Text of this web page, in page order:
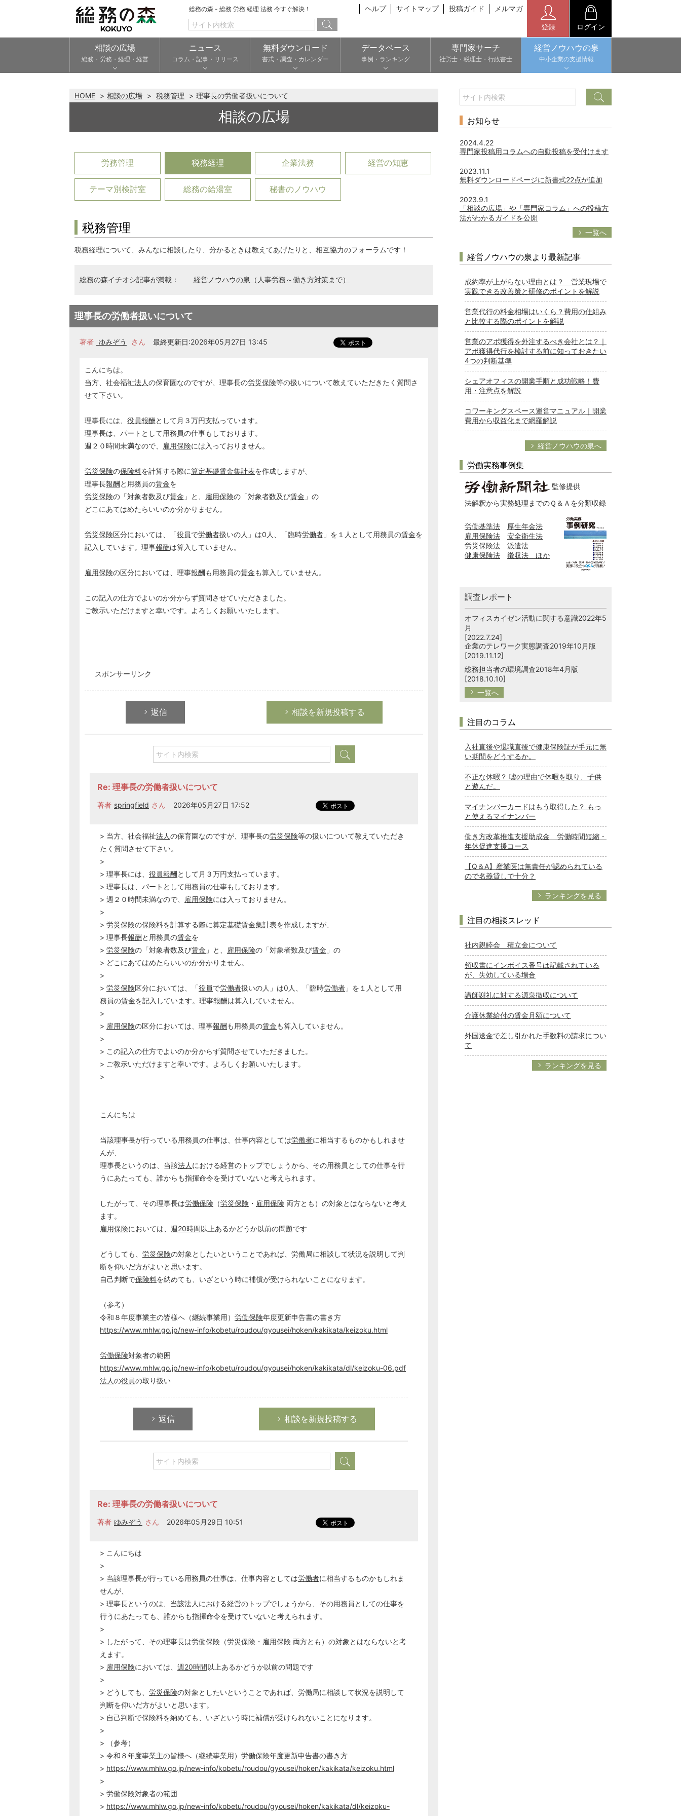
総務の森 - 総務 労務 経理 法務 今すぐ解決！ ヘルプ サイトマップ 投稿ガイド メルマガ
登録 ログイン
相談の広場
総務・労務・経理・経営
ニュース
コラム・記事・リリース
無料ダウンロード
書式・調査・カレンダー
データベース
事例・ランキング
専門家サーチ
社労士・税理士・行政書士
経営ノウハウの泉
中小企業の支援情報
HOME 相談の広場 税務管理 理事長の労働者扱いについて
相談の広場
労務管理 税務経理 企業法務 経営の知恵
テーマ別検討室 総務の給湯室 秘書のノウハウ
税務管理
税務経理について、みんなに相談したり、分かるときは教えてあげたりと、相互協力のフォーラムです！
総務の森イチオシ記事が満載： 経営ノウハウの泉（人事労務～働き方対策まで）
理事長の労働者扱いについて
著者 ゆみぞう さん 最終更新日:2026年05月27日 13:45
こんにちは。
当方、社会福祉法人の保育園なのですが、理事長の労災保険等の扱いについて教えていただきたく質問さ
せて下さい。
理事長には、 役員報酬として月３万円支払っています。
理事長は、パートとして用務員の仕事もしております。
週２０時間未満なので、
雇用保険には入っておりません。
労災保険の保険料を計算する際に算定基礎賃金集計表を作成しますが、
理事長報酬と用務員の賃金を
労災保険の「対象者数及び賃金 」と、 雇用保険の「対象者数及び賃金 」の
どこにあてはめたらいいのか分かりません。
労災保険区分においては、「役員で労働者扱いの人」は0人、「臨時労働者 」を１人として用務員の賃金を
記入しています。理事報酬は算入していません。
雇用保険の区分においては、理事報酬も用務員の賃金も算入していません。
この記入の仕方でよいのか分からず質問させていただきました。
ご教示いただけますと幸いです。よろしくお願いいたします。
スポンサーリンク
返信 相談を新規投稿する
Re: 理事長の労働者扱いについて
著者 springfield さん 2026年05月27日 17:52
> 当方、社会福祉法人の保育園なのですが、理事長の労災保険等の扱いについて教えていただき
たく質問させて下さい。
>
> 理事長には、 役員報酬として月３万円支払っています。
> 理事長は、パートとして用務員の仕事もしております。
> 週２０時間未満なので、
雇用保険には入っておりません。
>
> 労災保険の保険料を計算する際に算定基礎賃金集計表を作成しますが、
> 理事長報酬と用務員の賃金を
> 労災保険の「対象者数及び賃金 」と、 雇用保険の「対象者数及び賃金 」の
> どこにあてはめたらいいのか分かりません。
>
> 労災保険区分においては、「役員で労働者扱いの人」は0人、「臨時労働者 」を１人として用
務員の賃金を記入しています。理事報酬は算入していません。
>
> 雇用保険の区分においては、理事報酬も用務員の賃金も算入していません。
>
> この記入の仕方でよいのか分からず質問させていただきました。
> ご教示いただけますと幸いです。よろしくお願いいたします。
>
こんにちは
当該理事長が行っている用務員の仕事は、仕事内容としては労働者に相当するものかもしれませ
んが、
理事長というのは、当該法人 における経営のトップでしょうから、その用務員としての仕事を行
うにあたっても、誰からも指揮命令を受けていないと考えられます。
したがって、その理事長は労働保険 （労災保険 ・ 雇用保険 両方とも）の対象とはならないと考え
ます。
雇用保険においては、 週20時間以上あるかどうか以前の問題です
どうしても、 労災保険の対象としたいということであれば、労働局に相談して状況を説明して判
断を仰いだ方がよいと思います。
自己判断で保険料を納めても、いざという時に補償が受けられないことになります。
（参考）
令和８年度事業主の皆様へ（継続事業用） 労働保険年度更新申告書の書き方
https://www.mhlw.go.jp/new-info/kobetu/roudou/gyousei/hoken/kakikata/keizoku.html
労働保険対象者の範囲
https://www.mhlw.go.jp/new-info/kobetu/roudou/gyousei/hoken/kakikata/dl/keizoku-06.pdf
法人の役員の取り扱い
返信 相談を新規投稿する
Re: 理事長の労働者扱いについて
著者 ゆみぞう さん 2026年05月29日 10:51
> こんにちは
>
> 当該理事長が行っている用務員の仕事は、仕事内容としては労働者に相当するものかもしれま
せんが、
> 理事長というのは、当該法人 における経営のトップでしょうから、その用務員としての仕事を
行うにあたっても、誰からも指揮命令を受けていないと考えられます。
>
> したがって、その理事長は労働保険 （労災保険 ・ 雇用保険 両方とも）の対象とはならないと考
えます。
> 雇用保険においては、 週20時間以上あるかどうか以前の問題です
>
> どうしても、 労災保険の対象としたいということであれば、労働局に相談して状況を説明して
判断を仰いだ方がよいと思います。
> 自己判断で保険料を納めても、いざという時に補償が受けられないことになります。
>
> （参考）
> 令和８年度事業主の皆様へ（継続事業用） 労働保険年度更新申告書の書き方
> https://www.mhlw.go.jp/new-info/kobetu/roudou/gyousei/hoken/kakikata/keizoku.html
>
> 労働保険対象者の範囲
> https://www.mhlw.go.jp/new-info/kobetu/roudou/gyousei/hoken/kakikata/dl/keizoku-
総務の給湯室
秘書のノウハウ
お知らせ
2024.4.22
専門家投稿用コラムへの自動投稿を受付けます
2023.11.1
無料ダウンロードページに新書式22点が追加
2023.9.1
「相談の広場」や「専門家コラム」への投稿方
法がわかるガイドを公開
一覧へ
経営ノウハウの泉より最新記事
成約率が上がらない理由とは？ 営業現場で
実践できる改善策と研修のポイントを解説
営業代行の料金相場はいくら？費用の仕組み
と比較する際のポイントを解説
営業のアポ獲得を外注するべき会社とは？｜
アポ獲得代行を検討する前に知っておきたい
4つの判断基準
シェアオフィスの開業手順と成功戦略！費
用・注意点を解説
コワーキングスペース運営マニュアル｜開業
費用から収益化まで網羅解説
経営ノウハウの泉へ
労働実務事例集
監修提供
法解釈から実務処理までのＱ＆Ａを分類収録
労働基準法
厚生年金法
雇用保険法
安全衛生法
労災保険法
派遣法
健康保険法
徴収法 ほか
調査レポート
オフィスカイゼン活動に関する意識2022年5
月
[2022.7.24]
企業のテレワーク実態調査2019年10月版
[2019.11.12]
総務担当者の環境調査2018年4月版
[2018.10.10]
一覧へ
注目のコラム
入社直後や退職直後で健康保険証が手元に無
い期間をどうするか。
不正な休暇？ 嘘の理由で休暇を取り、子供
と遊んだ。
マイナンバーカードはもう取得した？ もっ
と使えるマイナンバー
働き方改革推進支援助成金 労働時間短縮・
年休促進支援コース
【Q＆A】産業医は無責任が認められている
ので名義貸しで十分？
ランキングを見る
注目の相談スレッド
社内親睦会 積立金について
領収書にインボイス番号は記載されている
が、失効している場合
講師謝礼に対する源泉徴収について
介護休業給付の賃金月額について
外国送金で差し引かれた手数料の請求につい
て
ランキングを見る